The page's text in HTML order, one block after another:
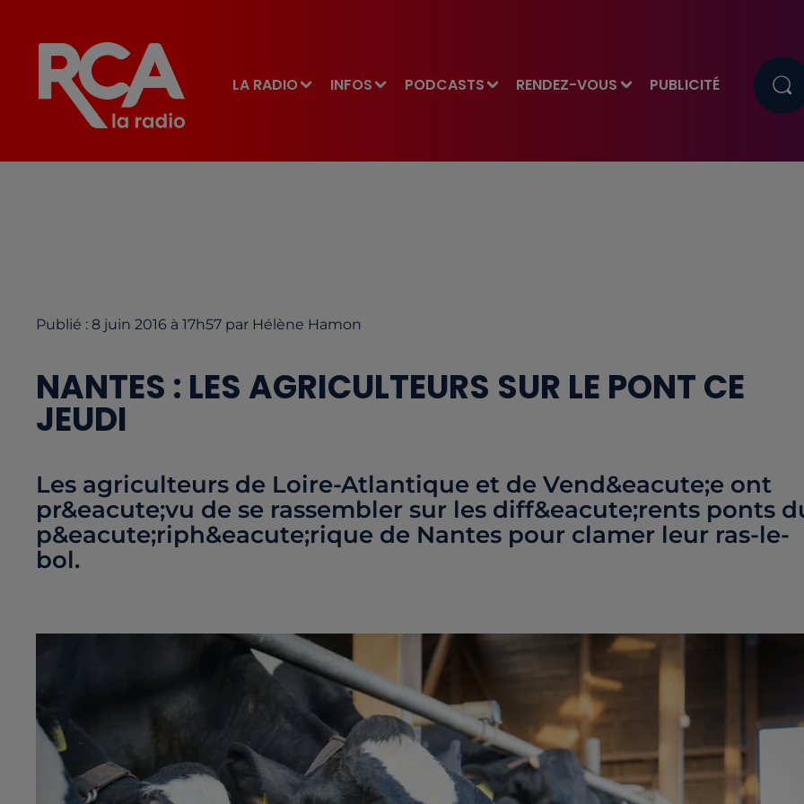
LA RADIO INFOS PODCASTS RENDEZ-VOUS PUBLICITÉ
Publié : 8 juin 2016 à 17h57 par Hélène Hamon
NANTES : LES AGRICULTEURS SUR LE PONT CE
JEUDI
Les agriculteurs de Loire-Atlantique et de Vend&eacute;e ont
pr&eacute;vu de se rassembler sur les diff&eacute;rents ponts
p&eacute;riph&eacute;rique de Nantes pour clamer leur ras-le-
bol.